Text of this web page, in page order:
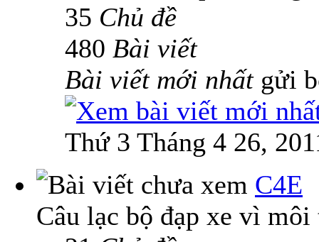
35 Chủ đề
480 Bài viết
Bài viết mới nhấtgửi
Thứ 3 Tháng 4 26,
C4E
Câu lạc bộ đạp xe vì